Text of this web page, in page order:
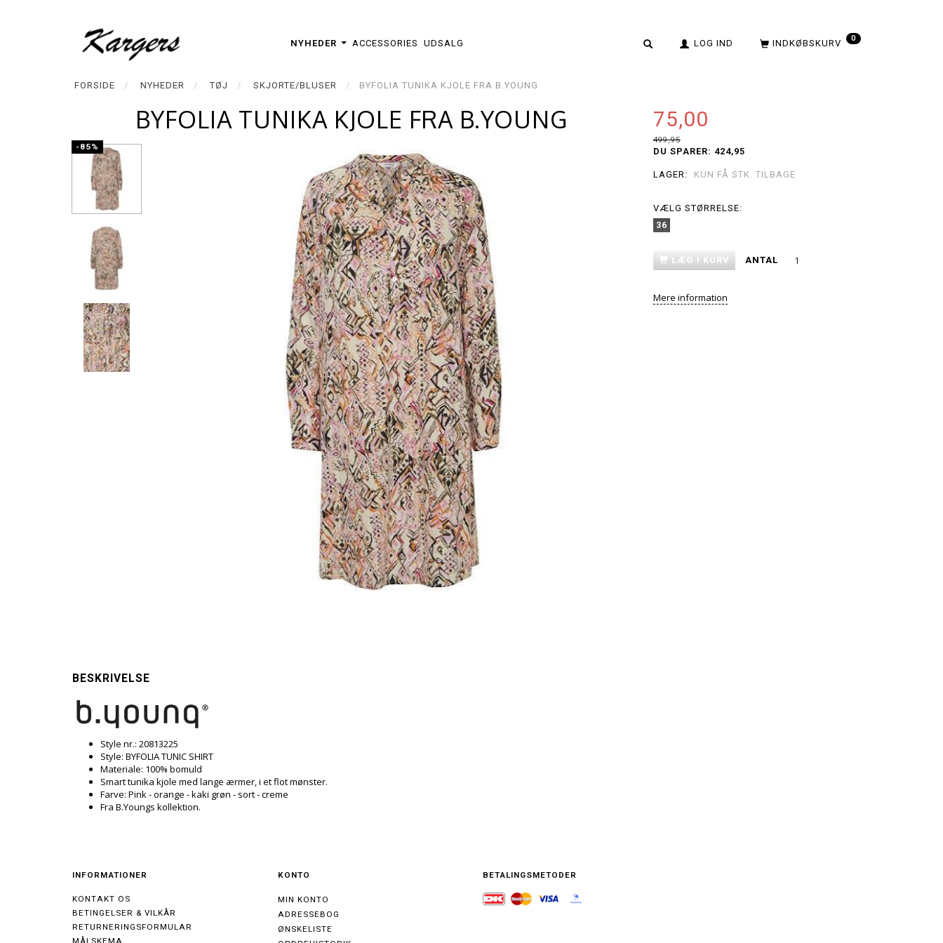
LOG IND INDKØBSKURV 0
NYHEDER ACCESSORIES UDSALG
FORSIDE NYHEDER TØJ SKJORTE/BLUSER BYFOLIA TUNIKA KJOLE FRA B.YOUNG
BYFOLIA TUNIKA KJOLE FRA B.YOUNG
-85%
75,00
499,95
DU SPARER: 424,95
LAGER: KUN FÅ STK. TILBAGE
VÆLG STØRRELSE:
36
LÆG I KURV ANTAL
Mere information
BESKRIVELSE
Style nr.: 20813225
Style: BYFOLIA TUNIC SHIRT
Materiale: 100% bomuld
Smart tunika kjole med lange ærmer, i et flot mønster.
Farve: Pink - orange - kaki grøn - sort - creme
Fra B.Youngs kollektion.
INFORMATIONER
KONTAKT OS
BETINGELSER & VILKÅR
RETURNERINGSFORMULAR
KONTO
MIN KONTO
ADRESSEBOG
ØNSKELISTE
BETALINGSMETODER